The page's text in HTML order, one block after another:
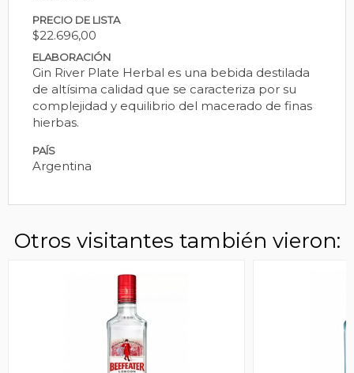
PRECIO DE LISTA
$22.696,00
ELABORACIÓN
Gin River Plate Herbal es una bebida destilada
de altísima calidad que se caracteriza por su
complejidad y equilibrio del macerado de finas
hierbas.
PAÍS
Argentina
Otros visitantes también vieron: